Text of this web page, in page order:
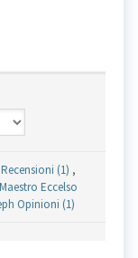
(1) ,
Maestro Eccelso
Opinioni (1)